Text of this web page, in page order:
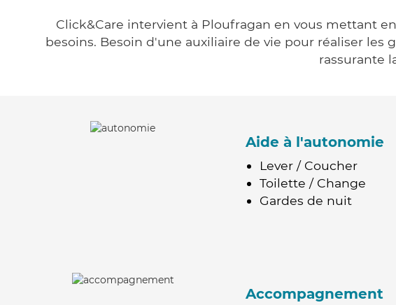
Click&Care intervient à Ploufragan en vous mettant
besoins. Besoin d'une auxiliaire de vie pour réaliser
rassurante
Aide à l'autonomie
Lever / Coucher
Toilette / Change
Gardes de nuit
Accompagnement